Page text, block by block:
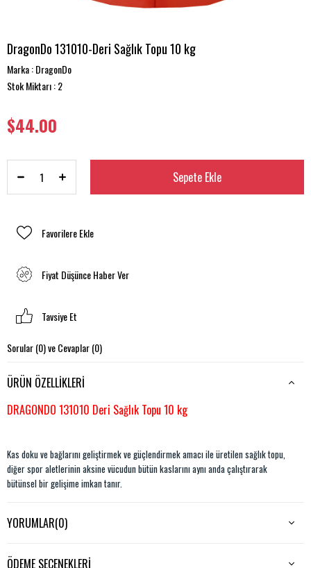
DragonDo 131010-Deri Sağlık Topu 10 kg
Marka:DragonDo
Stok Miktarı:2
$44.00
Favorilere Ekle
Fiyat Düşünce Haber Ver
Tavsiye Et
Sorular (0) ve Cevaplar (0)
ÜRÜN ÖZELLIKLERI
DRAGONDO 131010 Deri Sağlık Topu 10 kg
Kas doku ve bağlarını geliştirmek ve güçlendirmek amacı ile üretilen sağlık topu,
diğer spor aletlerinin aksine vücudun bütün kaslarını aynı anda çalıştırarak
bütünsel bir gelişime imkan tanır.
daha güçlü kollar ve bacaklar elde edebilir.
dolaşımı ilişkili olan kardiyovasküler sistemi güçlendirir.
YORUMLAR(0)
ÖDEME SEÇENEKLERI